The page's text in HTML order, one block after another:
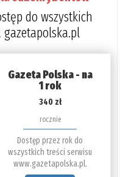
do wszystkich
Gazeta Polska - na
1 rok
340 zł
rocznie
Dostęp przez rok do
wszystkich treści serwisu
www.gazetapolska.pl.